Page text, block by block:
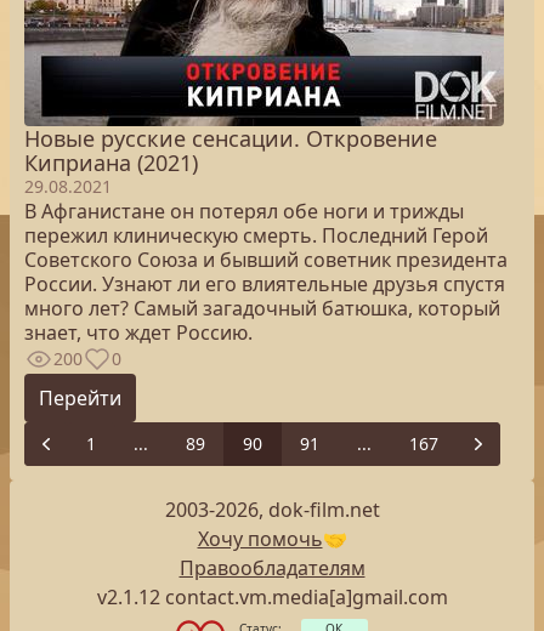
Новые русские сенсации. Откровение
Киприана (2021)
29.08.2021
В Афганистане он потерял обе ноги и трижды
пережил клиническую смерть. Последний Герой
Советского Союза и бывший советник президента
России. Узнают ли его влиятельные друзья спустя
много лет? Самый загадочный батюшка, который
знает, что ждет Россию.
200 0
Перейти
Previous
1 ... 89 90 91 ... 167 Next
2003-2026, dok-film.net
Хочу помочь🤝
Правообладателям
v2.1.12 contact.vm.media[a]gmail.com